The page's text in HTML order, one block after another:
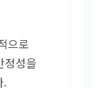
으로
정성을
.